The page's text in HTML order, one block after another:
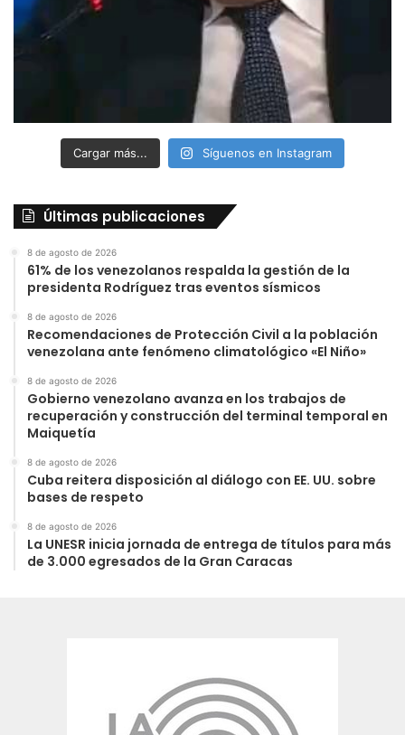
Cargar más... Síguenos en Instagram
Últimas publicaciones
8 de agosto de 2026
61% de los venezolanos respalda la gestión de la
presidenta Rodríguez tras eventos sísmicos
8 de agosto de 2026
Recomendaciones de Protección Civil a la población
venezolana ante fenómeno climatológico «El Niño»
8 de agosto de 2026
Gobierno venezolano avanza en los trabajos de
recuperación y construcción del terminal temporal en
Maiquetía
8 de agosto de 2026
Cuba reitera disposición al diálogo con EE. UU. sobre
bases de respeto
8 de agosto de 2026
La UNESR inicia jornada de entrega de títulos para más
de 3.000 egresados de la Gran Caracas